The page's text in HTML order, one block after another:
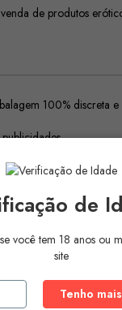
de produtos
100% discreta e
Seguro (Aceitamos
de
você tem 18 anos ou
site
Tenho